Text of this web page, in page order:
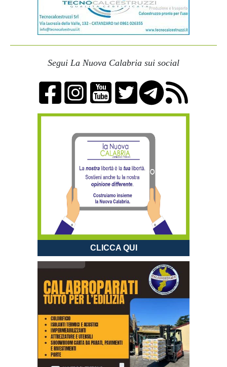
Segui La Nuova Calabria sui social
CLICCA QUI